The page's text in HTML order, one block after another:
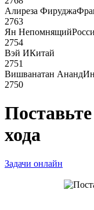
Алиреза Фируджа
2763
Ян Непомнящий
2754
Вэй ИКитай
2751
Вишванатан Ананд
2750
хода
Задачи онлайн